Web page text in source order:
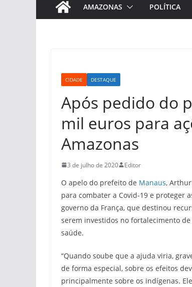
AMAZONAS POLÍTICA
CIDADE DESTAQUE
Após pedido do
mil euros para
Amazonas
3 de julho de 2020 Editor
O apelo do prefeito de Manaus,
para combater a Covid-19 e proteger
governo da França, que destinou
serem investidos no fortalecimento
saúde.
“Quando soube que a ajuda viria,
de forma especial, sobre os efeitos
principalmente sobre os indígenas.